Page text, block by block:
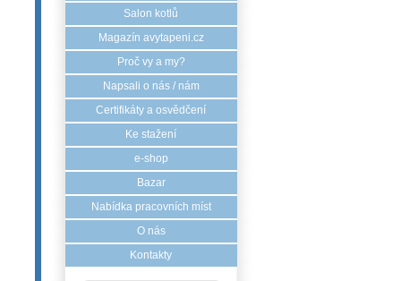
Salon kotlů
Magazín avytapeni.cz
Proč vy a my?
Napsali o nás / nám
Certifikáty a osvědčení
Ke stažení
e-shop
Bazar
Nabídka pracovních míst
O nás
Kontakty